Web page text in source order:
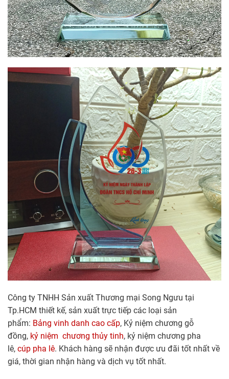
Công ty TNHH Sản xuất Thương mại Song Ngưu tại
Tp.HCM thiết kế, sản xuất trực tiếp các loại sản
phẩm: Bảng vinh danh cao cấp, Kỷ niệm chương gỗ
đồng, kỷ niệm chương thủy tinh, kỷ niệm chương pha
lê, cúp pha lê. Khách hàng sẽ nhận được ưu đãi tốt nhất về
giá, thời gian nhận hàng và dịch vụ tốt nhất.